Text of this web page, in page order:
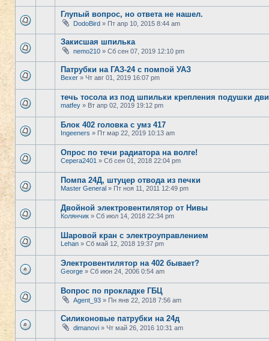
Глупый вопрос, но ответа не нашел.
DodoBird » Пт апр 10, 2015 8:44 am
Закисшая шпилька
nemo210 » Сб сен 07, 2019 12:10 pm
Патрубки на ГАЗ-24 с помпой УАЗ
Bexer » Чт авг 01, 2019 16:07 pm
течь тосола из под шпильки крепления подушки
matfey » Вт апр 02, 2019 19:12 pm
Блок 402 головка с умз 417
Ingeeners » Пт мар 22, 2019 10:13 am
Опрос по течи радиатора на волге!
Серега2401 » Сб сен 01, 2018 22:04 pm
Помпа 24Д, штуцер отвода из печки
Master General » Пт ноя 11, 2011 12:49 pm
Двойной электровентилятор от Нивы
Колянчик » Сб июл 14, 2018 22:34 pm
Шаровой кран с электроуправлением
Lehan » Сб май 12, 2018 19:37 pm
Электровентилятор на 402 бывает?
George » Сб июн 24, 2006 0:54 am
Вопрос по прокладке ГБЦ
Agent_93 » Пн янв 22, 2018 7:56 am
Силиконовые патрубки на 24д
dimanovi » Чт май 26, 2016 10:31 am